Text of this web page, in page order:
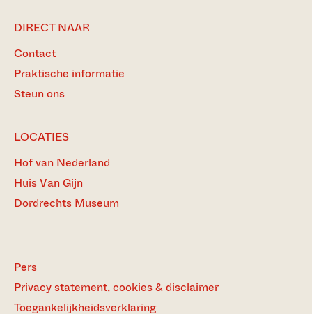
DIRECT NAAR
Contact
Praktische informatie
Steun ons
LOCATIES
Hof van Nederland
Huis Van Gijn
Dordrechts Museum
Pers
Privacy statement, cookies & disclaimer
Toegankelijkheidsverklaring